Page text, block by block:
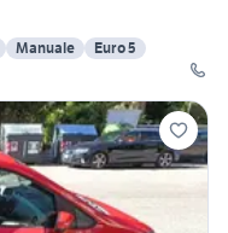
Manuale
Euro 5